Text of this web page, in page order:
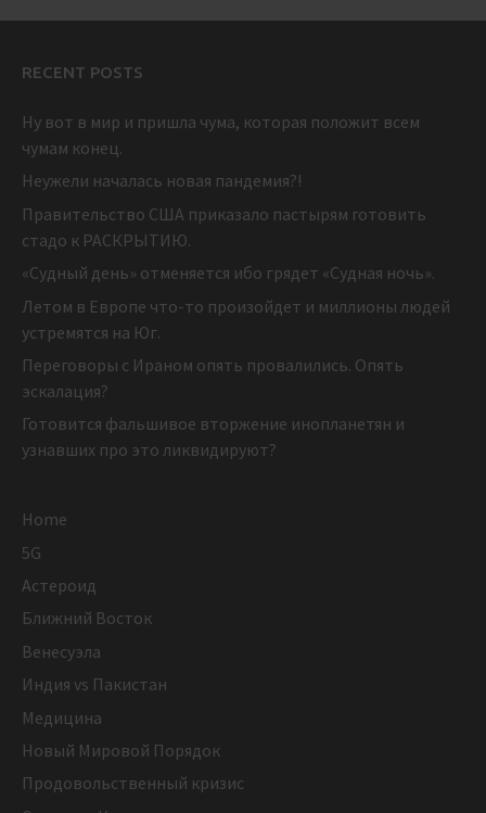
RECENT POSTS
Ну вот в мир и пришла чума, которая положит всем
чумам конец.
Неужели началась новая пандемия?!
Правительство США приказало пастырям готовить
стадо к РАСКРЫТИЮ.
«Судный день» отменяется ибо грядет «Судная ночь».
Летом в Европе что-то произойдет и миллионы людей
устремятся на Юг.
Переговоры с Ираном опять провалились. Опять
эскалация?
Готовится фальшивое вторжение инопланетян и
узнавших про это ликвидируют?
Home
5G
Астероид
Ближний Восток
Венесуэла
Индия vs Пакистан
Медицина
Новый Мировой Порядок
Продовольственный кризис